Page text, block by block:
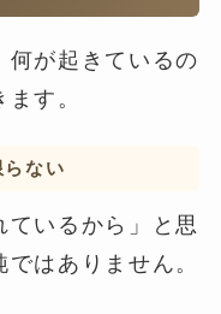
何が起きているの
す。
ない
ているから」と思
はありません。